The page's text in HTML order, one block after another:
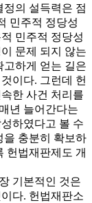
의 설득력은 점
민주적 정당성
민주적 정당성
문제 되지 않는
고하게 얻는 길은
이다. 그런데 헌
한 사건 처리를
년 늘어간다는
하였다고 볼 수
을 충분히 확보하
헌법재판제도 개
기본적인 것은
다. 헌법재판소